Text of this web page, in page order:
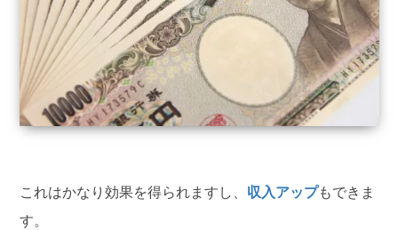
これはかなり効果を得られますし、 収入アップもできま
す。